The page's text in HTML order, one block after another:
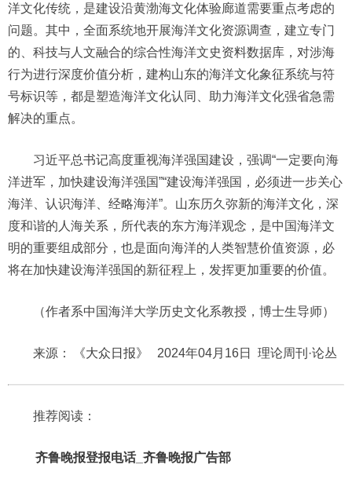
洋文化传统，是建设沿黄渤海文化体验廊道需要重点考虑的
问题。其中，全面系统地开展海洋文化资源调查，建立专门
的、科技与人文融合的综合性海洋文史资料数据库，对涉海
行为进行深度价值分析，建构山东的海洋文化象征系统与符
号标识等，都是塑造海洋文化认同、助力海洋文化强省急需
解决的重点。
习近平总书记高度重视海洋强国建设，强调“一定要向海
洋进军，加快建设海洋强国”“建设海洋强国，必须进一步关心
海洋、认识海洋、经略海洋”。山东历久弥新的海洋文化，深
度和谐的人海关系，所代表的东方海洋观念，是中国海洋文
明的重要组成部分，也是面向海洋的人类智慧价值资源，必
将在加快建设海洋强国的新征程上，发挥更加重要的价值。
（作者系中国海洋大学历史文化系教授，博士生导师）
来源： 《大众日报》 2024年04月16日 理论周刊·论丛
推荐阅读：
齐鲁晚报登报电话_齐鲁晚报广告部